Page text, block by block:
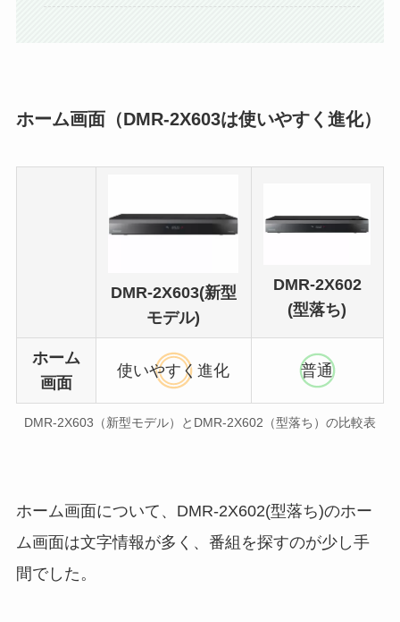
ホーム画面（DMR-2X603は使いやすく進化）
DMR-2X603(新型
モデル)
DMR-2X602
(型落ち)
ホーム
画面
使いやすく進化 普通
DMR-2X603（新型モデル）とDMR-2X602（型落ち）の比較表
ホーム画面について、DMR-2X602(型落ち)のホー
ム画面は文字情報が多く、番組を探すのが少し手
間でした。